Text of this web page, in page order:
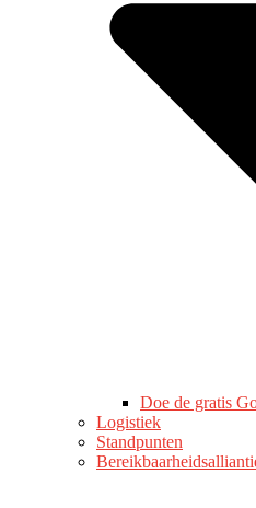
Doe de gratis
Logistiek
Standpunten